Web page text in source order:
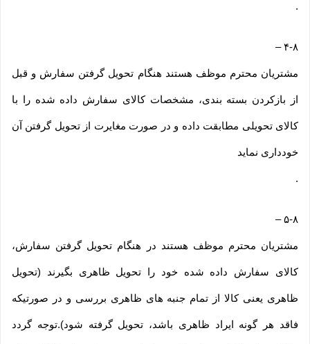
.
۴-۸–
مشتریان محترم موظف هستند هنگام تحویل گرفتن سفارش و قبل
از بازکردن بسته بندی، مشخصات کالای سفارش داده شده را با
کالای تحویلی مطابقت داده و در صورت مغایرت از تحویل گرفتن آن
خودداری نماید
.
۵-۸–
مشتریان محترم موظف هستند در هنگام تحویل گرفتن سفارش،
کالای سفارش داده شده خود را تحویل ظاهری بگیرند (تحویل
ظاهری یعنی کالا از تمام جنبه های ظاهری بررسی و در صورتیکه
فاقد هر گونه ایراد ظاهری باشد، تحویل گرفته شود).توجه گردد